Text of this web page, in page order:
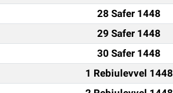
28 Safer 1448
29 Safer 1448
30 Safer 1448
1 Rebiulevvel 1448